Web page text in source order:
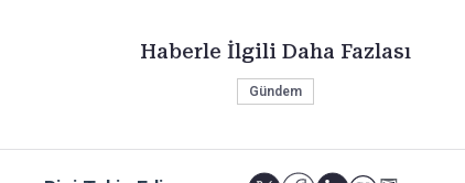
Haberle İlgili Daha Fazlası
Gündem